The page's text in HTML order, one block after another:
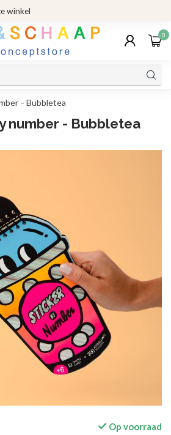
winkel
0
- Bubbletea
number - Bubbletea
Op voorraad